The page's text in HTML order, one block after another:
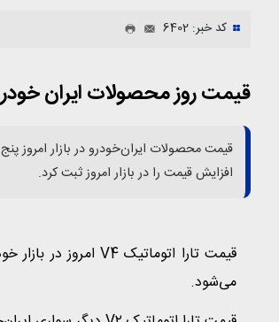
کد خبر: 6402
قیمت روز محصولات ایران خودرو و سایپا؛
افزایش قیمت را در بازار امروز ثبت کرد.
می‌شود.